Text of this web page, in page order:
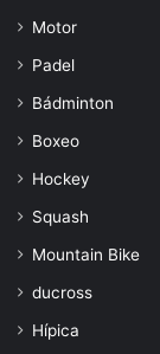
Motor
Padel
Bádminton
Boxeo
Hockey
Squash
Mountain Bike
ducross
Hípica